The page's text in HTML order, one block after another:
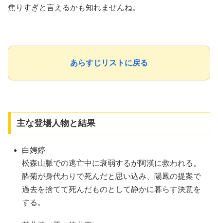
焦りすぎと言えるかも知れませんね。
あらすじリストに戻る
主な登場人物と結果
白娉婷
松森山脈での逃亡中に衰弱するが阿漢に救われる。
酔菊が身代わりで死んだと思い込み、陽鳳の提案で
過去を捨てて死んだものとして静かに暮らす決意を
する。